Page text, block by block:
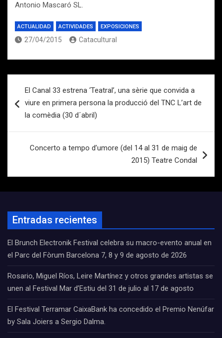
Antonio Mascaró SL.
ACTUALIDAD ACTIVIDADES EXPOSICIONES
27/04/2015 Catacultural
de
entradas
El Canal 33 estrena ‘Teatral’, una sèrie que convida a
viure en primera persona la producció del TNC L’art de
la comèdia (30 d´abril)
Concerto a tempo d’umore (del 14 al 31 de maig de
2015) Teatre Condal
Entradas recientes
El Brunch Electronik Festival celebra su macro-evento anual en
el Parc del Fòrum Barcelona 7, 8 y 9 de agosto de 2026
Rosario, Miguel Ríos, Leire Martínez y otros grandes artistas se
unen al Festival Mar d’Estiu del 31 de julio al 17 de agosto
El Festival Terramar CaixaBank ha concedido el Premio Nenúfar
by Sala Joiers a Sergio Dalma.